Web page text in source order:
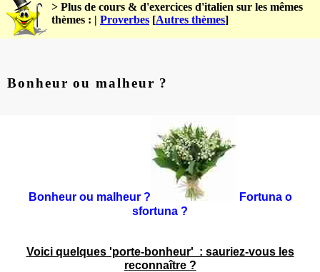
> Plus de cours & d'exercices d'italien sur les mêmes
thèmes : | Proverbes [Autres thèmes]
Bonheur ou malheur ?
Bonheur ou malheur ?
Fortuna o
sfortuna ?
Voici quelques 'porte-bonheur' : sauriez-vous les
reconnaître ?